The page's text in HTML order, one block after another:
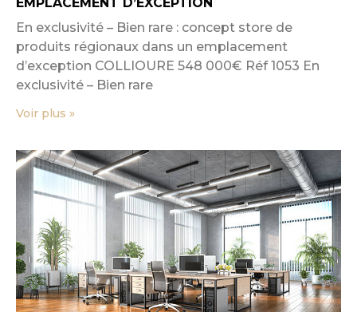
En exclusivité – Bien rare : concept store de
produits régionaux dans un emplacement
d’exception COLLIOURE 548 000€ Réf 1053 En
exclusivité – Bien rare
Voir plus »